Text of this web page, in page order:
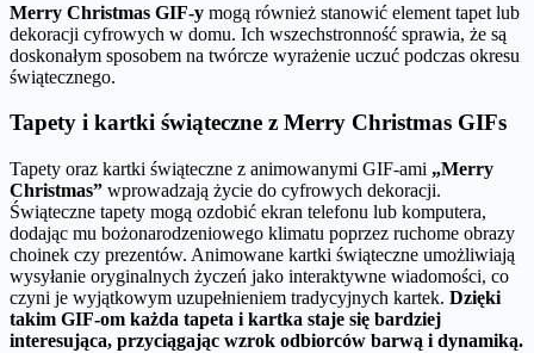
Merry Christmas GIF-y mogą również stanowić element tapet lub
dekoracji cyfrowych w domu. Ich wszechstronność sprawia, że są
doskonałym sposobem na twórcze wyrażenie uczuć podczas okresu
świątecznego.
Tapety i kartki świąteczne z Merry Christmas GIFs
Tapety oraz kartki świąteczne z animowanymi GIF-ami „Merry
Christmas” wprowadzają życie do cyfrowych dekoracji.
Świąteczne tapety mogą ozdobić ekran telefonu lub komputera,
dodając mu bożonarodzeniowego klimatu poprzez ruchome obrazy
choinek czy prezentów. Animowane kartki świąteczne umożliwiają
wysyłanie oryginalnych życzeń jako interaktywne wiadomości, co
czyni je wyjątkowym uzupełnieniem tradycyjnych kartek. Dzięki
takim GIF-om każda tapeta i kartka staje się bardziej
interesująca, przyciągając wzrok odbiorców barwą i dynamiką.